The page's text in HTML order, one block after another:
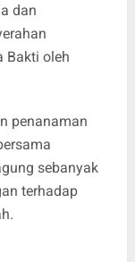
dan
Bakti oleh
penanaman
sebanyak
terhadap